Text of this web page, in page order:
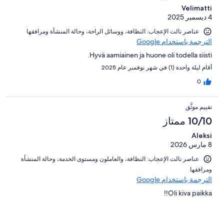
Velimatti
4 ديسمبر 2025
عناصر نالت الإعجاب: ⁦النظافة⁩، و⁦وسائل الراحة⁩، و⁦حالة المنشأة ومرافقها⁩
الترجمة باستخدام Google
Hyvä aamiainen ja huone oli todella siisti.
أقام ليلة واحدة (1) في شهر نوفمبر عام 2025
0
تقييم موثَّق
10/10 ممتاز
Aleksi
8 مارس 2026
عناصر نالت الإعجاب: ⁦النظافة⁩، و⁦العاملون ومستوى الخدمة⁩، و⁦حالة المنشأة
ومرافقها⁩
الترجمة باستخدام Google
Oli kiva paikka!!